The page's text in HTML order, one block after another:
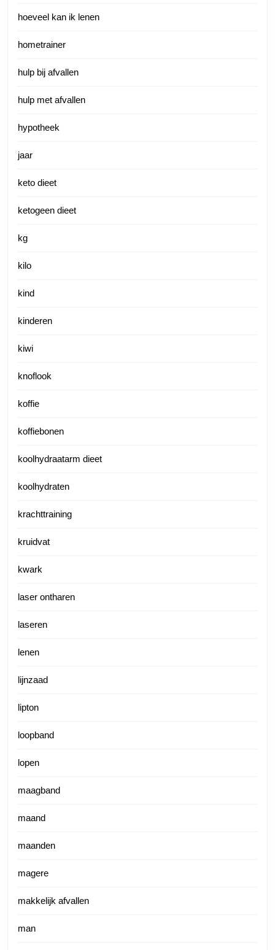
hoeveel kan ik lenen
hometrainer
hulp bij afvallen
hulp met afvallen
hypotheek
jaar
keto dieet
ketogeen dieet
kg
kilo
kind
kinderen
kiwi
knoflook
koffie
koffiebonen
koolhydraatarm dieet
koolhydraten
krachttraining
kruidvat
kwark
laser ontharen
laseren
lenen
lijnzaad
lipton
loopband
lopen
maagband
maand
maanden
magere
makkelijk afvallen
man